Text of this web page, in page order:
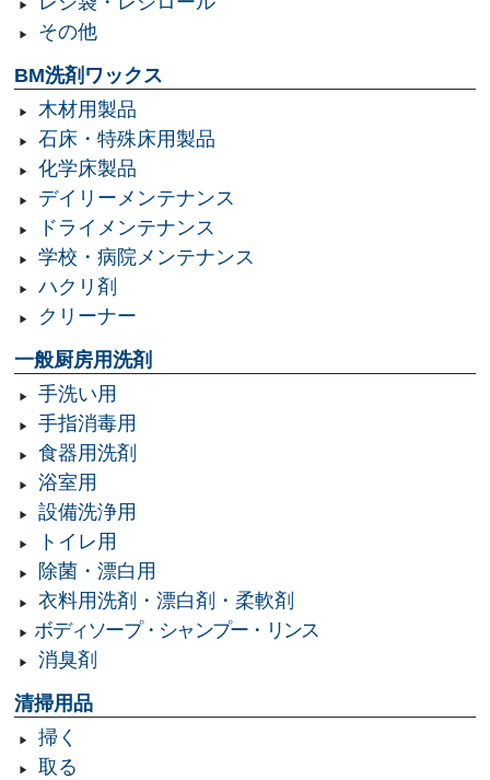
その他
BM洗剤ワックス
木材用製品
石床・特殊床用製品
化学床製品
デイリーメンテナンス
ドライメンテナンス
学校・病院メンテナンス
ハクリ剤
クリーナー
一般厨房用洗剤
手洗い用
手指消毒用
食器用洗剤
浴室用
設備洗浄用
トイレ用
除菌・漂白用
衣料用洗剤・漂白剤・柔軟剤
ボディソープ・シャンプー・リンス
消臭剤
清掃用品
掃く
取る